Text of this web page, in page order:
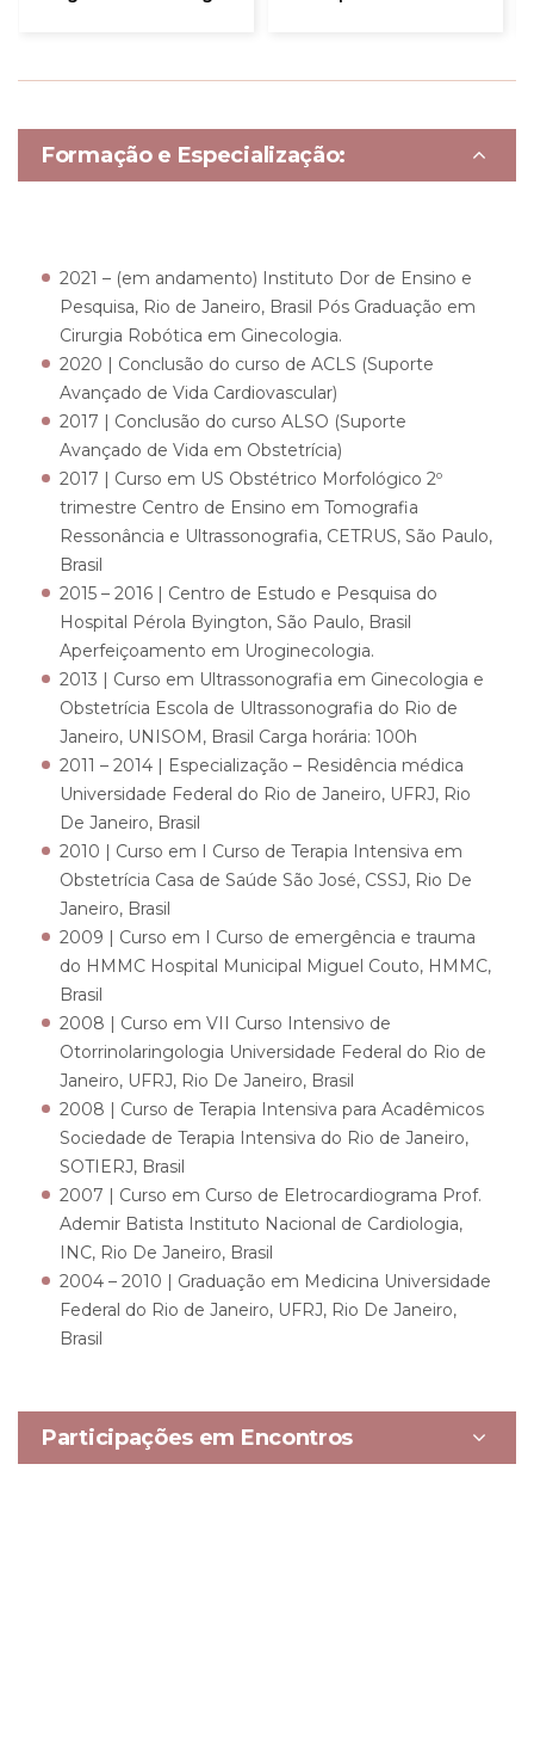
Formação e Especialização:
2021 – (em andamento) Instituto Dor de Ensino e
Pesquisa, Rio de Janeiro, Brasil Pós Graduação em
Cirurgia Robótica em Ginecologia.
2020 | Conclusão do curso de ACLS (Suporte
Avançado de Vida Cardiovascular)
2017 | Conclusão do curso ALSO (Suporte
Avançado de Vida em Obstetrícia)
2017 | Curso em US Obstétrico Morfológico 2º
trimestre Centro de Ensino em Tomografia
Ressonância e Ultrassonografia, CETRUS, São Paulo,
Brasil
2015 – 2016 | Centro de Estudo e Pesquisa do
Hospital Pérola Byington, São Paulo, Brasil
Aperfeiçoamento em Uroginecologia​.
2013 | Curso em Ultrassonografia em Ginecologia e
Obstetrícia Escola de Ultrassonografia do Rio de
Janeiro, UNISOM, Brasil Carga horária: 100h
2011 – 2014 | Especialização – Residência médica
Universidade Federal do Rio de Janeiro, UFRJ, Rio
De Janeiro, Brasil
2010 | Curso em I Curso de Terapia Intensiva em
Obstetrícia Casa de Saúde São José, CSSJ, Rio De
Janeiro, Brasil
2009 | Curso em I Curso de emergência e trauma
do HMMC Hospital Municipal Miguel Couto, HMMC,
Brasil
2008 | Curso em VII Curso Intensivo de
Otorrinolaringologia Universidade Federal do Rio de
Janeiro, UFRJ, Rio De Janeiro, Brasil
2008 | Curso de Terapia Intensiva para Acadêmicos
Sociedade de Terapia Intensiva do Rio de Janeiro,
SOTIERJ, Brasil
2007 | Curso em Curso de Eletrocardiograma Prof.
Ademir Batista Instituto Nacional de Cardiologia,
INC, Rio De Janeiro, Brasil
2004 – 2010 | Graduação em Medicina Universidade
Federal do Rio de Janeiro, UFRJ, Rio De Janeiro,
Brasil
Participações em Encontros